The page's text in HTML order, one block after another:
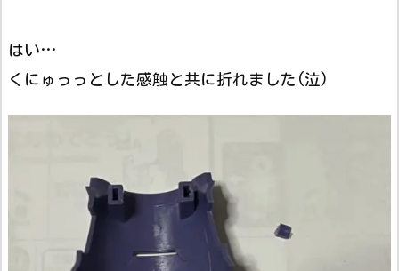
はい…
くにゅっっとした感触と共に折れました(泣)